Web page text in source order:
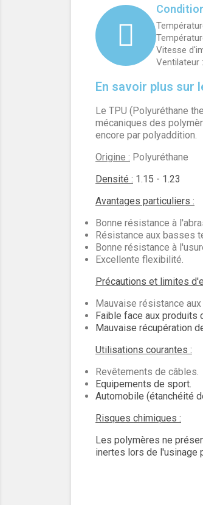
Vitesse
Ventilateur
En savoir plus sur
Le TPU (Polyuréthane
mécaniques des
encore par polyaddition.
Origine : Polyuréthane
Densité : 1.15 - 1.23
Avantages particuliers :
Bonne résistance à
Résistance aux basses
Bonne résistance à
Excellente flexibilité.
Précautions et limites
Mauvaise résistance
Faible face aux produits
Mauvaise récupération
Utilisations courantes :
Revêtements de câbles.
Equipements de sport.
Automobile (étanchéité
Risques chimiques :
Les polymères ne
inertes lors de l'usinage